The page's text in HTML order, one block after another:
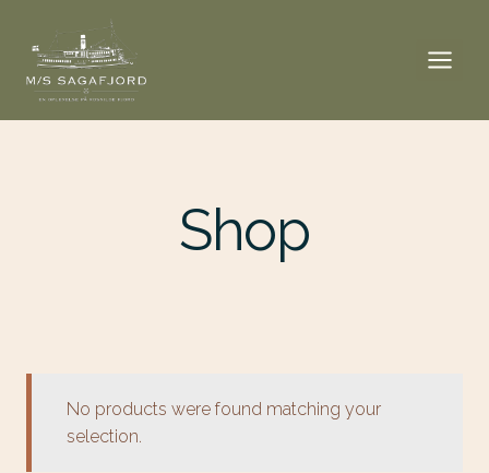
Shop
No products were found matching your
selection.